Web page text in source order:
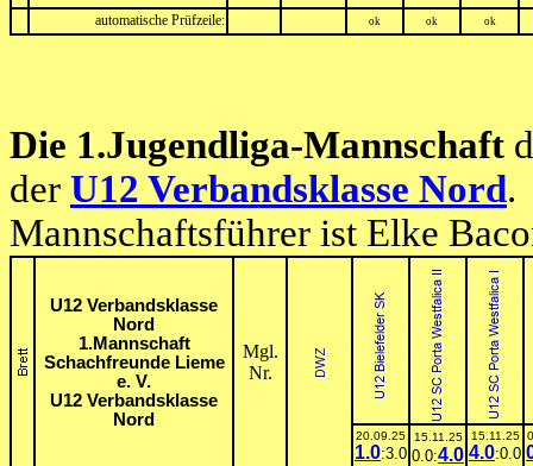
automatische Prüfzeile: ok ok ok
Die 1.Jugendliga-Mannschaft
der U12 Verbandsklasse Nord.
Mannschaftsführer ist Elke
U12 Verbandsklasse
Nord
1.Mannschaft
Schachfreunde Lieme
e. V.
U12 Verbandsklasse
Nord
Mgl.
Nr.
20.09.25
1.0:3.0
15.11.25
0.0:4.0
15.11.25
4.0:0.0